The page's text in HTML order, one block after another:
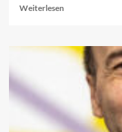
WeiterlesenRead
Sanremo
2023: